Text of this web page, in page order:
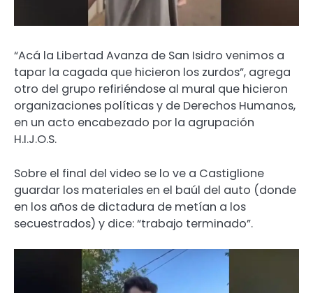
“Acá la Libertad Avanza de San Isidro venimos a
tapar la cagada que hicieron los zurdos”, agrega
otro del grupo refiriéndose al mural que hicieron
organizaciones políticas y de Derechos Humanos,
en un acto encabezado por la agrupación
H.I.J.O.S.
Sobre el final del video se lo ve a Castiglione
guardar los materiales en el baúl del auto (donde
en los años de dictadura de metían a los
secuestrados) y dice: “trabajo terminado”.